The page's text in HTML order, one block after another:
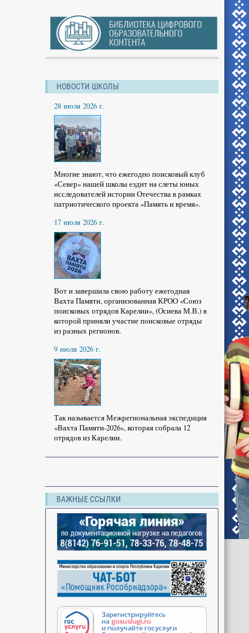
НОВОСТИ ШКОЛЫ
28 июля 2026 г.
Многие знают, что ежегодно поисковый клуб
«Север» нашей школы ездит на слеты юных
исследователей истории Отечества в рамках
патриотического проекта «Память и время».
17 июля 2026 г.
Вот и завершила свою работу ежегодная
Вахта Памяти, организованная КРОО «Союз
поисковых отрядов Карелии», (Осиева М.В.) в
которой приняли участие поисковые отряды
из разных регионов.
9 июля 2026 г.
Так называется Межрегиональная экспедиция
«Вахта Памяти-2026», которая собрала 12
отрядов из Карелии.
ВАЖНЫЕ ССЫЛКИ